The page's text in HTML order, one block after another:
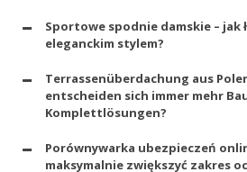
Sportowe spodnie damskie – jak
eleganckim stylem?
Terrassenüberdachung aus
entscheiden sich immer mehr
Komplettlösungen?
Porównywarka ubezpieczeń
maksymalnie zwiększyć zakres